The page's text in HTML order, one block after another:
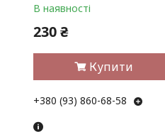
В наявності
230 ₴
Купити
+380 (93) 860-68-58